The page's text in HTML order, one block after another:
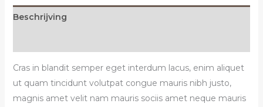
Beschrijving
Cras in blandit semper eget interdum lacus, enim aliquet
ut quam tincidunt volutpat congue mauris nibh justo,
magnis amet velit nam mauris sociis amet neque mauris